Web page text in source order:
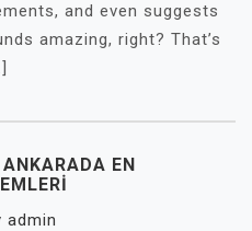
and even suggests
amazing, right? That’s
EN
admin